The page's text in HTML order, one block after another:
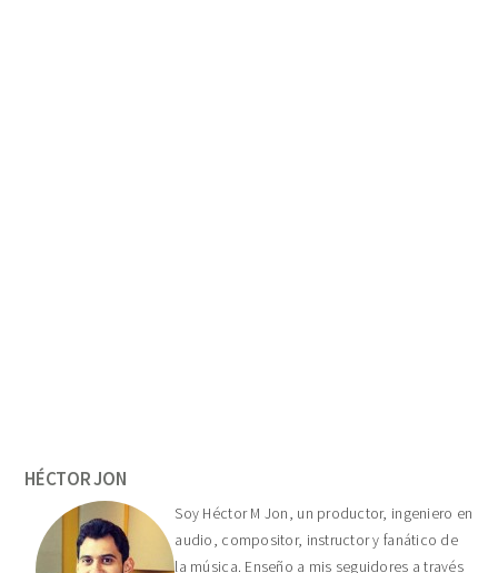
HÉCTOR JON
Soy Héctor M Jon, un productor, ingeniero en
audio, compositor, instructor y fanático de
la música. Enseño a mis seguidores a través